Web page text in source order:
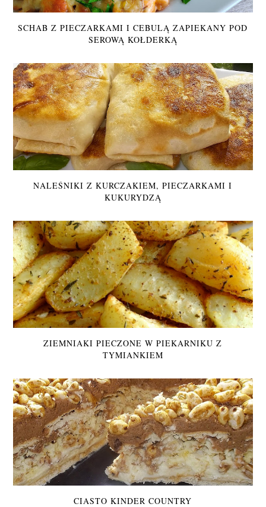
SCHAB Z PIECZARKAMI I CEBULĄ ZAPIEKANY POD
SEROWĄ KOŁDERKĄ
NALEŚNIKI Z KURCZAKIEM, PIECZARKAMI I
KUKURYDZĄ
ZIEMNIAKI PIECZONE W PIEKARNIKU Z
TYMIANKIEM
CIASTO KINDER COUNTRY